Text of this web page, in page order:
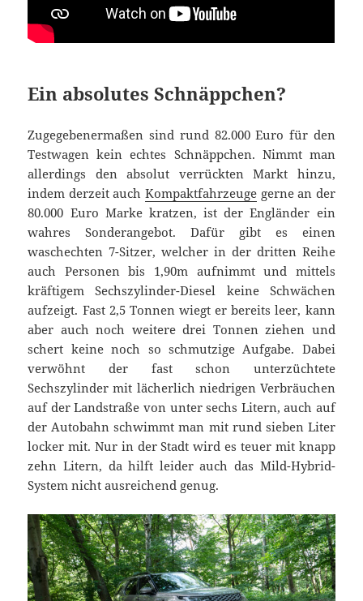
Ein absolutes Schnäppchen?
Zugegebenermaßen sind rund 82.000 Euro für den
Testwagen kein echtes Schnäppchen. Nimmt man
allerdings den absolut verrückten Markt hinzu,
indem derzeit auch Kompaktfahrzeuge gerne an der
80.000 Euro Marke kratzen, ist der Engländer ein
wahres Sonderangebot. Dafür gibt es einen
waschechten 7-Sitzer, welcher in der dritten Reihe
auch Personen bis 1,90m aufnimmt und mittels
kräftigem Sechszylinder-Diesel keine Schwächen
aufzeigt. Fast 2,5 Tonnen wiegt er bereits leer, kann
aber auch noch weitere drei Tonnen ziehen und
schert keine noch so schmutzige Aufgabe. Dabei
verwöhnt der fast schon unterzüchtete
Sechszylinder mit lächerlich niedrigen Verbräuchen
auf der Landstraße von unter sechs Litern, auch auf
der Autobahn schwimmt man mit rund sieben Liter
locker mit. Nur in der Stadt wird es teuer mit knapp
zehn Litern, da hilft leider auch das Mild-Hybrid-
System nicht ausreichend genug.